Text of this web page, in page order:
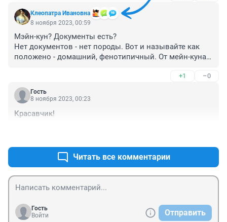
Клеопатра Ивановна
8 ноября 2023, 00:59
Мэйн-кун? Документы есть?
Нет документов - нет породы. Вот и называйте как
положено - домашний, фенотипичный. От мейн-куна
породу этого кота донельзя, и он стал больше похож
уже на обычного беспородного, чем на мейн-куна.
+1 –0
Гость
8 ноября 2023, 00:23
Красавчик!
Читать все комментарии
Гость
Войти
Отправить